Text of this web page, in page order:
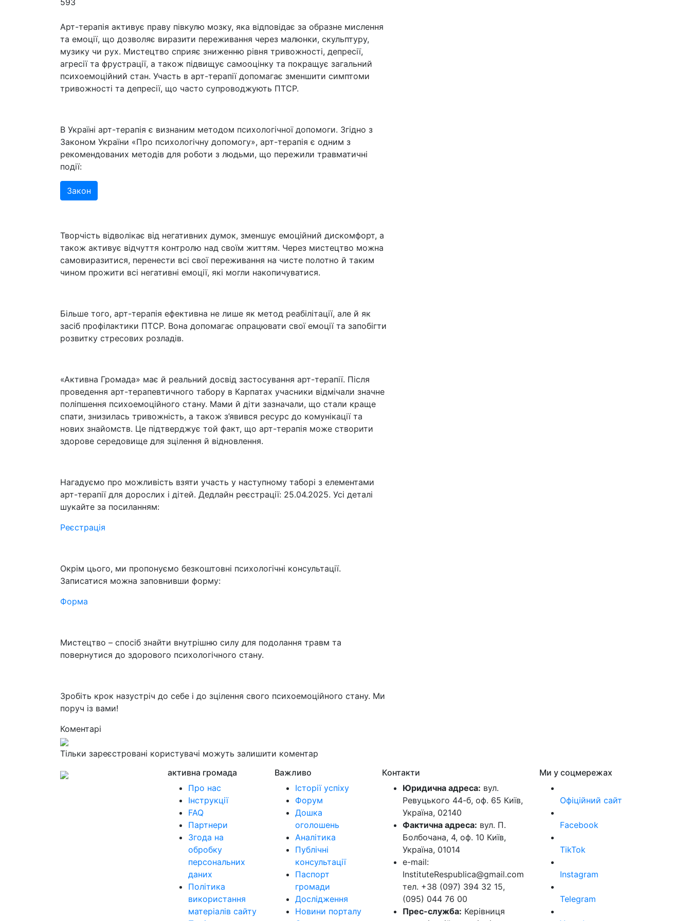
593
Арт-терапія активує праву півкулю мозку, яка відповідає за образне мислення
та емоції, що дозволяє виразити переживання через малюнки, скульптуру,
музику чи рух. Мистецтво сприяє зниженню рівня тривожності, депресії,
агресії та фрустрації, а також підвищує самооцінку та покращує загальний
психоемоційний стан. Участь в арт-терапії допомагає зменшити симптоми
тривожності та депресії, що часто супроводжують ПТСР.
В Україні арт-терапія є визнаним методом психологічної допомоги. Згідно з
Законом України «Про психологічну допомогу», арт-терапія є одним з
рекомендованих методів для роботи з людьми, що пережили травматичні
події:
Закон
Творчість відволікає від негативних думок, зменшує емоційний дискомфорт, а
також активує відчуття контролю над своїм життям. Через мистецтво можна
самовиразитися, перенести всі свої переживання на чисте полотно й таким
чином прожити всі негативні емоції, які могли накопичуватися.
Більше того, арт-терапія ефективна не лише як метод реабілітації, але й як
засіб профілактики ПТСР. Вона допомагає опрацювати свої емоції та запобігти
розвитку стресових розладів.
«Активна Громада» має й реальний досвід застосування арт-терапії. Після
проведення арт-терапевтичного табору в Карпатах учасники відмічали значне
поліпшення психоемоційного стану. Мами й діти зазначали, що стали краще
спати, знизилась тривожність, а також з’явився ресурс до комунікації та
нових знайомств. Це підтверджує той факт, що арт-терапія може створити
здорове середовище для зцілення й відновлення.
Нагадуємо про можливість взяти участь у наступному таборі з елементами
арт-терапії для дорослих і дітей. Дедлайн реєстрації: 25.04.2025. Усі деталі
шукайте за посиланням:
Реєстрація
Окрім цього, ми пропонуємо безкоштовні психологічні консультації.
Записатися можна заповнивши форму:
Форма
Мистецтво – спосіб знайти внутрішню силу для подолання травм та
повернутися до здорового психологічного стану.
Зробіть крок назустріч до себе і до зцілення свого психоемоційного стану. Ми
поруч із вами!
Коментарі
Тільки зареєстровані користувачі можуть залишити коментар
активна громада
Про нас
Інструкції
FAQ
Партнери
Згода на
обробку
персональних
даних
Політика
використання
матеріалів сайту
Важливо
Історії успіху
Форум
Дошка
оголошень
Аналітика
Публічні
консультації
Паспорт
громади
Дослідження
Новини порталу
Контакти
Юридична адреса: вул.
Ревуцького 44-б, оф. 65 Київ,
Україна, 02140
Фактична адреса: вул. П.
Болбочана, 4, оф. 10 Київ,
Україна, 01014
e-mail:
InstituteRespublica@gmail.com
тел. +38 (097) 394 32 15,
(095) 044 76 00
Прес-служба: Керівниця
Ми у соцмережах
Офіційний сайт
Facebook
TikTok
Instagram
Telegram